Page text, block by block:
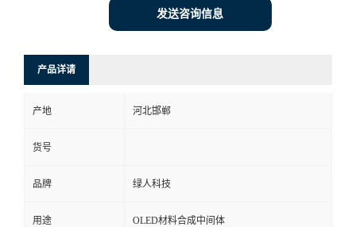
发送咨询信息
产品详请
产地 河北邯郸
货号
品牌 绿人科技
用途 OLED材料合成中间体